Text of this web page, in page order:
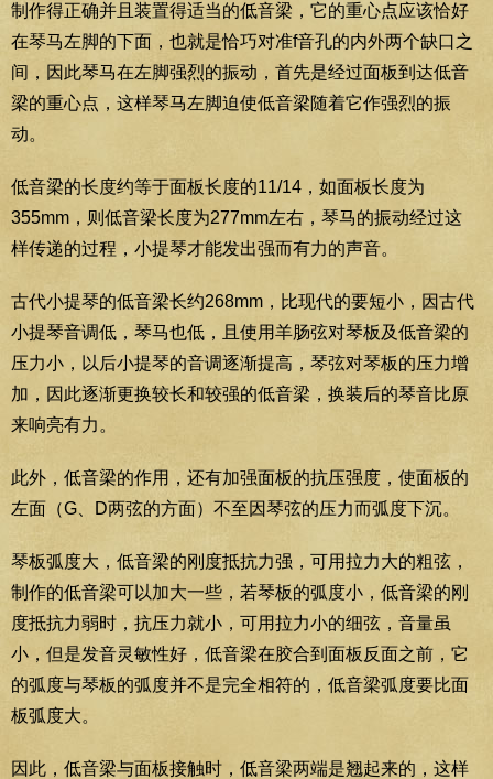
制作得正确并且装置得适当的低音梁，它的重心点应该恰好
在琴马左脚的下面，也就是恰巧对准f音孔的内外两个缺口之
间，因此琴马在左脚强烈的振动，首先是经过面板到达低音
梁的重心点，这样琴马左脚迫使低音梁随着它作强烈的振
动。
低音梁的长度约等于面板长度的11/14，如面板长度为
355mm，则低音梁长度为277mm左右，琴马的振动经过这
样传递的过程，小提琴才能发出强而有力的声音。
古代小提琴的低音梁长约268mm，比现代的要短小，因古代
小提琴音调低，琴马也低，且使用羊肠弦对琴板及低音梁的
压力小，以后小提琴的音调逐渐提高，琴弦对琴板的压力增
加，因此逐渐更换较长和较强的低音梁，换装后的琴音比原
来响亮有力。
此外，低音梁的作用，还有加强面板的抗压强度，使面板的
左面（G、D两弦的方面）不至因琴弦的压力而弧度下沉。
琴板弧度大，低音梁的刚度抵抗力强，可用拉力大的粗弦，
制作的低音梁可以加大一些，若琴板的弧度小，低音梁的刚
度抵抗力弱时，抗压力就小，可用拉力小的细弦，音量虽
小，但是发音灵敏性好，低音梁在胶合到面板反面之前，它
的弧度与琴板的弧度并不是完全相符的，低音梁弧度要比面
板弧度大。
因此，低音梁与面板接触时，低音梁两端是翘起来的，这样